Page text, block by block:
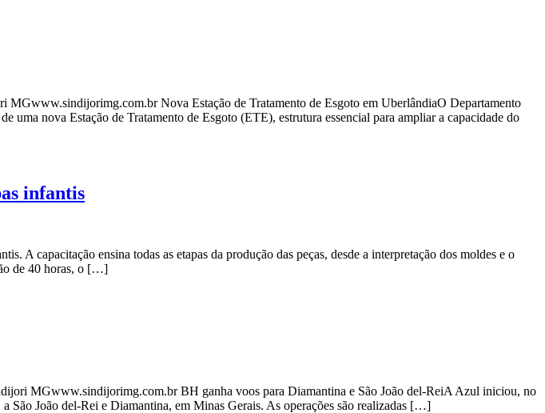
Nova Estação de Tratamento de Esgoto em UberlândiaO Departamento
nova Estação de Tratamento de Esgoto (ETE), estrutura essencial para ampliar a capacidade do
infantis
A capacitação ensina todas as etapas da produção das peças, desde a interpretação dos moldes e o
de 40 horas, o […]
MGwww.sindijorimg.com.br BH ganha voos para Diamantina e São João del-ReiA Azul iniciou, no
São João del-Rei e Diamantina, em Minas Gerais. As operações são realizadas […]